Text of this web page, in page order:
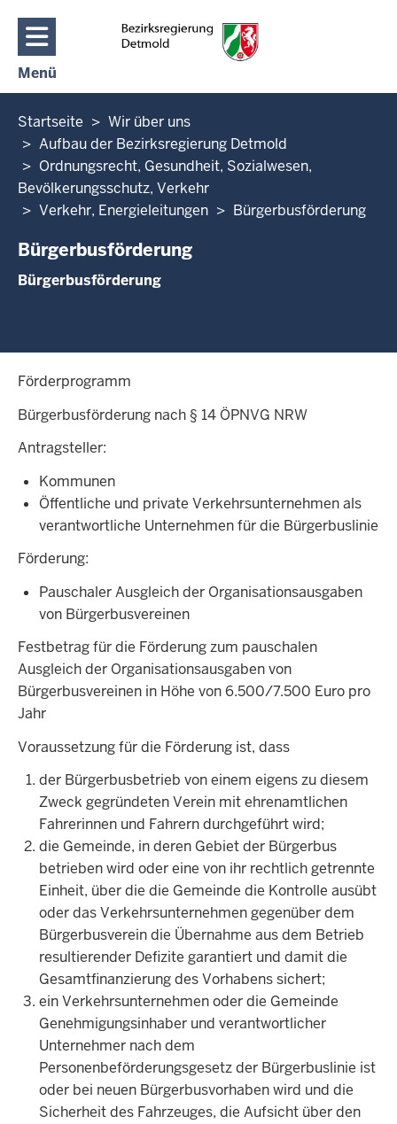
Direkt zum Inhalt
Menü
Sie
befinden
sich
hier
Startseite
Wir über uns
Aufbau der Bezirksregierung Detmold
Ordnungsrecht, Gesundheit, Sozialwesen,
Bevölkerungsschutz, Verkehr
Verkehr, Energieleitungen
Bürgerbusförderung
Bürgerbusförderung
Bürgerbusförderung
Förderprogramm
Bürgerbusförderung nach § 14 ÖPNVG NRW
Antragsteller:
Kommunen
Öffentliche und private Verkehrsunternehmen als
verantwortliche Unternehmen für die Bürgerbuslinie
Förderung:
Pauschaler Ausgleich der Organisationsausgaben
von Bürgerbusvereinen
Festbetrag für die Förderung zum pauschalen
Ausgleich der Organisationsausgaben von
Bürgerbusvereinen in Höhe von 6.500/7.500 Euro pro
Jahr
Voraussetzung für die Förderung ist, dass
der Bürgerbusbetrieb von einem eigens zu diesem
Zweck gegründeten Verein mit ehrenamtlichen
Fahrerinnen und Fahrern durchgeführt wird;
die Gemeinde, in deren Gebiet der Bürgerbus
betrieben wird oder eine von ihr rechtlich getrennte
Einheit, über die die Gemeinde die Kontrolle ausübt
oder das Verkehrsunternehmen gegenüber dem
Bürgerbusverein die Übernahme aus dem Betrieb
resultierender Defizite garantiert und damit die
Gesamtfinanzierung des Vorhabens sichert;
ein Verkehrsunternehmen oder die Gemeinde
Genehmigungsinhaber und verantwortlicher
Unternehmer nach dem
Personenbeförderungsgesetz der Bürgerbuslinie ist
oder bei neuen Bürgerbusvorhaben wird und die
Sicherheit des Fahrzeuges, die Aufsicht über den